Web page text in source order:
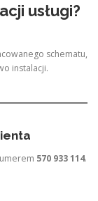
usługi?
schematu,
instalacji.
570 933 114.